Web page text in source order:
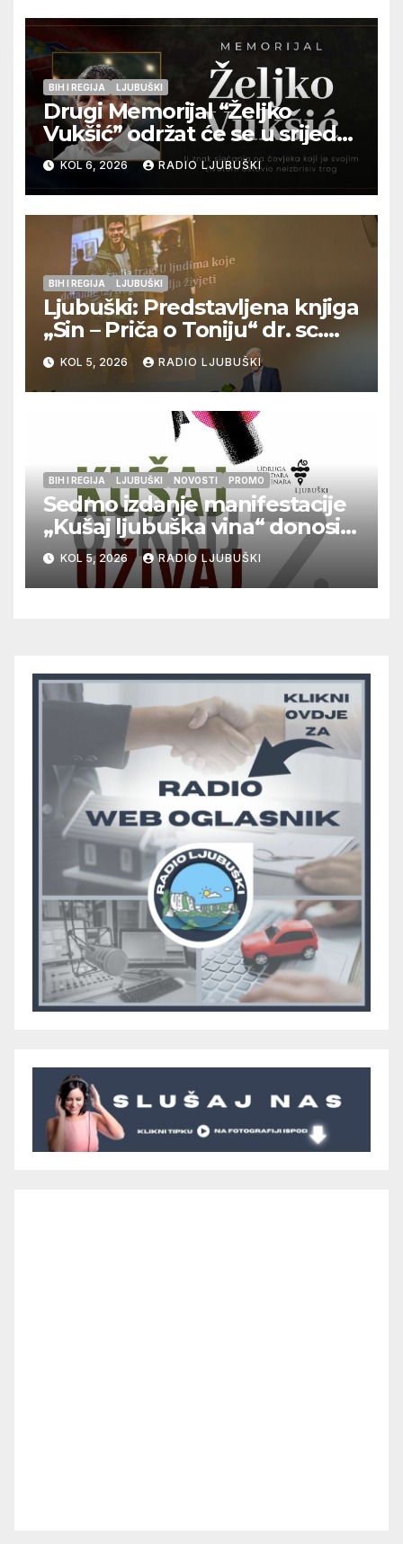
BIH I REGIJA LJUBUŠKI
Drugi Memorijal “Željko
Vukšić” održat će se u srijedu
12. kolovoza u Otoku
KOL 6, 2026 RADIO LJUBUŠKI
BIH I REGIJA LJUBUŠKI
Ljubuški: Predstavljena knjiga
„Sin – Priča o Toniju“ dr. sc.
Zdenka Hercega
KOL 5, 2026 RADIO LJUBUŠKI
BIH I REGIJA LJUBUŠKI NOVOSTI PROMO
Sedmo izdanje manifestacije
„Kušaj ljubuška vina“ donosi
vrhunska vina, gastronomiju i
glazbu
KOL 5, 2026 RADIO LJUBUŠKI